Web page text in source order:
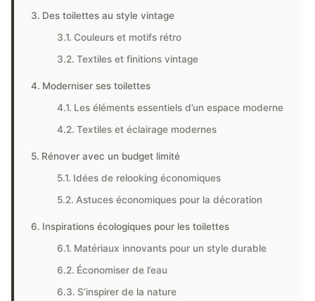
Des toilettes au style vintage
Couleurs et motifs rétro
Textiles et finitions vintage
Moderniser ses toilettes
Les éléments essentiels d’un espace moderne
Textiles et éclairage modernes
Rénover avec un budget limité
Idées de relooking économiques
Astuces économiques pour la décoration
Inspirations écologiques pour les toilettes
Matériaux innovants pour un style durable
Économiser de l’eau
S’inspirer de la nature